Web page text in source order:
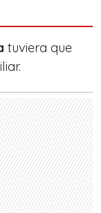
tuviera que